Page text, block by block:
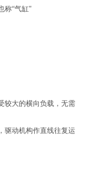
称“气缸"
较大的横向负载，无需
驱动机构作直线往复运